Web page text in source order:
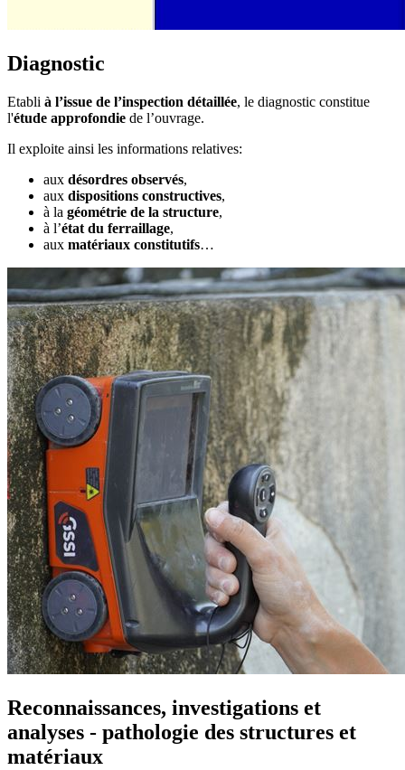
Diagnostic
Etabli à l’issue de l’inspection détaillée, le diagnostic constitue
l'étude approfondie de l’ouvrage.
Il exploite ainsi les informations relatives:
aux désordres observés,
aux dispositions constructives,
à la géométrie de la structure,
à l’état du ferraillage,
aux matériaux constitutifs…
Reconnaissances, investigations et
analyses - pathologie des structures et
matériaux